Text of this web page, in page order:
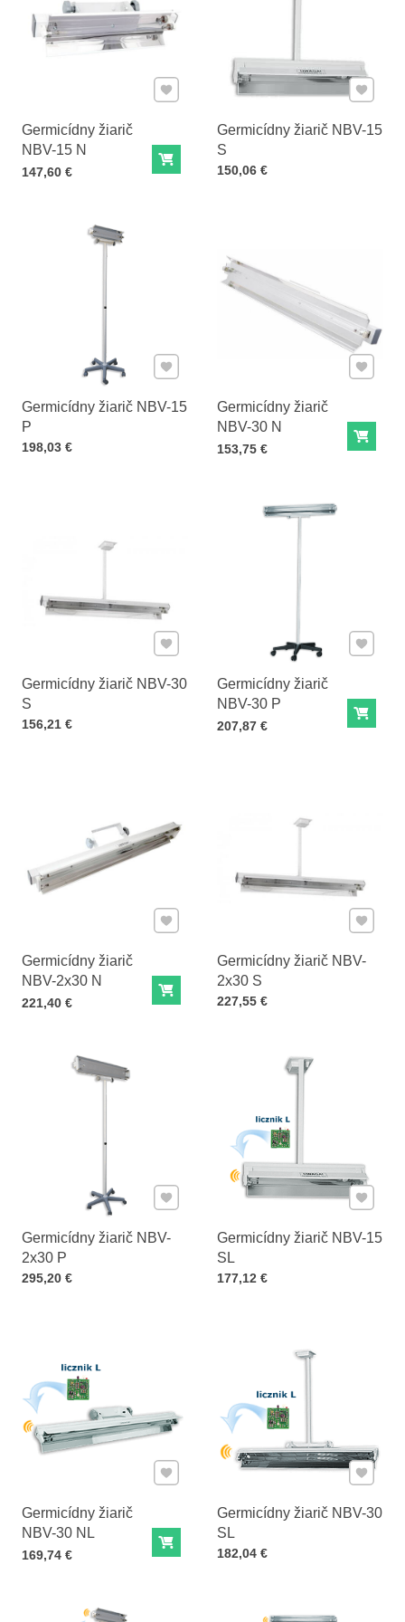
Germicídny žiarič
NBV-15 N
Cena s DPH
147,60 € Do košíka
Pridať k Obľúbeným
Germicídny žiarič NBV-15
S
Cena s DPH
150,06 €
Pridať k
Germicídny žiarič NBV-15
P
Cena s DPH
198,03 €
Pridať k Obľúbeným
Germicídny žiarič
NBV-30 N
Cena s DPH
153,75 € Do
Pridať
Germicídny žiarič NBV-30
S
Cena s DPH
156,21 €
Pridať k Obľúbeným
Germicídny žiarič
NBV-30 P
Cena s DPH
207,87 € Do
Pridať
Germicídny žiarič
NBV-2x30 N
Cena s DPH
221,40 € Do košíka
Pridať k Obľúbeným
Germicídny žiarič NBV-
2x30 S
Cena s DPH
227,55 €
Pridať
Germicídny žiarič NBV-
2x30 P
Cena s DPH
295,20 €
Pridať k Obľúbeným
Germicídny žiarič NBV-15
SL
Cena s DPH
177,12 €
Pridať k
Germicídny žiarič
NBV-30 NL
Cena s DPH
169,74 € Do košíka
Pridať k Obľúbeným
Germicídny žiarič NBV-30
SL
Cena s DPH
182,04 €
Pridať k